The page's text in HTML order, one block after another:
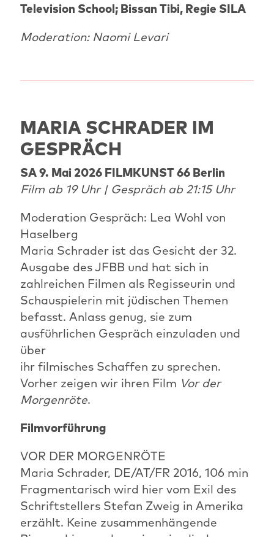
Television School; Bissan Tibi, Regie SILA
Moderation: Naomi Levari
MARIA SCHRADER IM
GESPRÄCH
SA 9. Mai 2026 FILMKUNST 66 Berlin
Film ab 19 Uhr | Gespräch ab 21:15 Uhr
Moderation Gespräch: Lea Wohl von
Haselberg
Maria Schrader ist das Gesicht der 32.
Ausgabe des JFBB und hat sich in
zahlreichen Filmen als Regisseurin und
Schauspielerin mit jüdischen Themen
befasst. Anlass genug, sie zum
ausführlichen Gespräch einzuladen und
über
ihr filmisches Schaffen zu sprechen.
Vorher zeigen wir ihren Film Vor der
Morgenröte.
Filmvorführung
VOR DER MORGENRÖTE
Maria Schrader, DE/AT/FR 2016, 106 min
Fragmentarisch wird hier vom Exil des
Schriftstellers Stefan Zweig in Amerika
erzählt. Keine zusammenhängende